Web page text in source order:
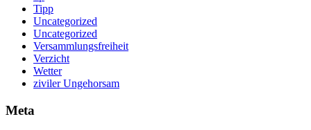
Tipp
Uncategorized
Uncategorized
Versammlungsfreiheit
Verzicht
Wetter
ziviler Ungehorsam
Meta